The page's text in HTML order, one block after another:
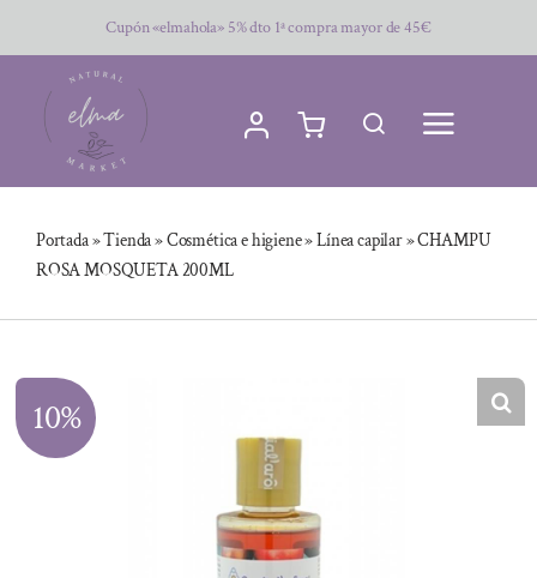
al
contenido
Cupón «elmahola» 5% dto 1ª compra mayor de 45€
Portada»Tienda»Cosmética e higiene»Línea capilar»CHAMPU
ROSA MOSQUETA 200ML
10%